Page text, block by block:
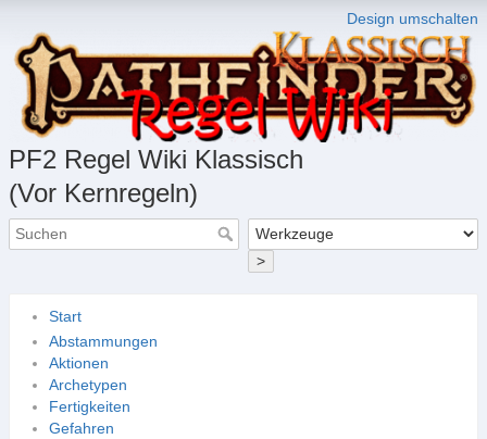
Design umschalten
PF2 Regel Wiki Klassisch
(Vor Kernregeln)
>
Start
Abstammungen
Aktionen
Archetypen
Fertigkeiten
Gefahren